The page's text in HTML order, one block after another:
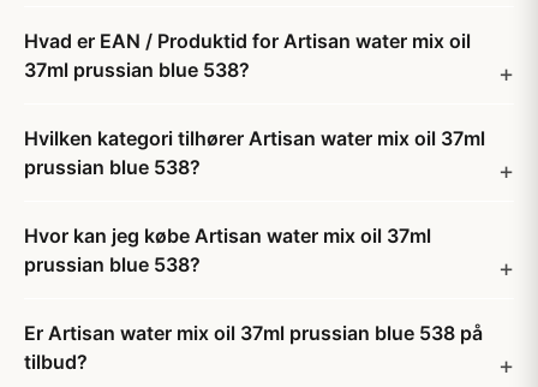
Hvad er EAN / Produktid for Artisan water mix oil
37ml prussian blue 538?
Hvilken kategori tilhører Artisan water mix oil 37ml
prussian blue 538?
Hvor kan jeg købe Artisan water mix oil 37ml
prussian blue 538?
Er Artisan water mix oil 37ml prussian blue 538 på
tilbud?